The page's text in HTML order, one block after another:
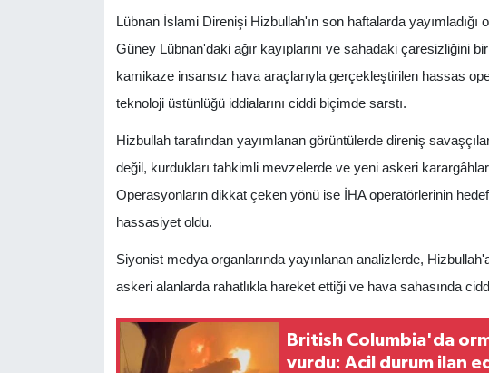
Lübnan İslami Direnişi Hizbullah'ın son haftalarda
Güney Lübnan'daki ağır kayıplarını ve sahadaki çaresizliğini
kamikaze insansız hava araçlarıyla gerçekleştirilen hassas
teknoloji üstünlüğü iddialarını ciddi biçimde sarstı.
Hizbullah tarafından yayımlanan görüntülerde direniş
değil, kurdukları tahkimli mevzelerde ve yeni askeri
Operasyonların dikkat çeken yönü ise İHA operatörlerinin
hassasiyet oldu.
Siyonist medya organlarında yayınlanan analizlerde,
askeri alanlarda rahatlıkla hareket ettiği ve hava sahasında
British Columbia'da
vurdu: Acil durum ilan